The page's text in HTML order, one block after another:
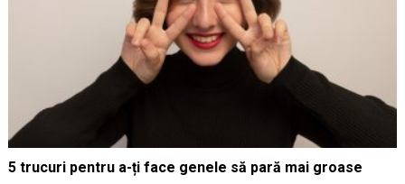
5 trucuri pentru a-ți face genele să pară mai groase